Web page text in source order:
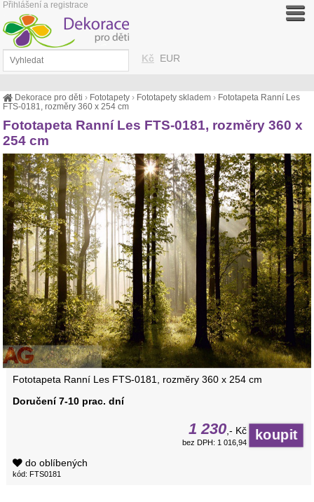
Dekorace pro děti › Fototapety › Fototapety skladem › Fototapeta Ranní Les
FTS-0181, rozměry 360 x 254 cm
Fototapeta Ranní Les FTS-0181, rozměry 360 x
254 cm
Fototapeta Ranní Les FTS-0181, rozměry 360 x 254 cm
Doručení 7-10 prac. dní
1 230,- Kč
bez DPH: 1 016,94
do oblíbených
kód: FTS0181
Kč EUR
Přihlášení a registrace